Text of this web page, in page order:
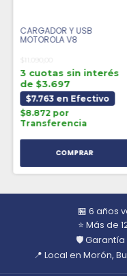
CARGADOR Y USB
MOTOROLA V8
$11.090,00
3 cuotas sin interés
de $3.697
$7.763 en Efectivo
$8.872 por
Transferencia
🏪 6 años
⭐ Más de
🛡️
📍 Local en Morón,